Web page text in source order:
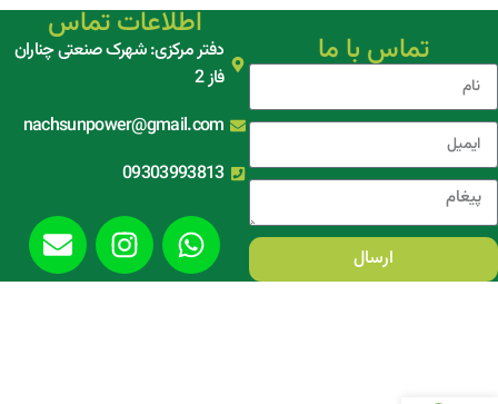
تماس با ما
ارسال
اطلاعات تماس
دفتر مرکزی: شهرک صنعتی چناران
فاز 2
nachsunpower@gmail.com
09303993813